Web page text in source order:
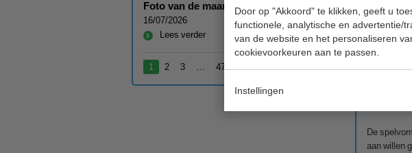
Door op "Akkoord" te klikken, geeft u
functionele, analytische en advertentie/
van de website en het personaliseren
cookievoorkeuren aan te passen.
Instellingen
Foto van de maand juli 2026
16/07/2026
Lees verder
1 2 3 47
Als
missen.
De
aan willen